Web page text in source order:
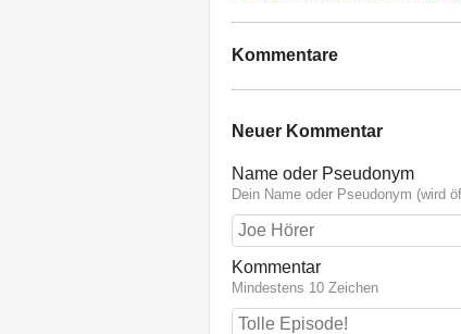
Kommentare
Neuer Kommentar
Name oder Pseudonym
Dein Name oder Pseudonym (wird
Kommentar
Mindestens 10 Zeichen